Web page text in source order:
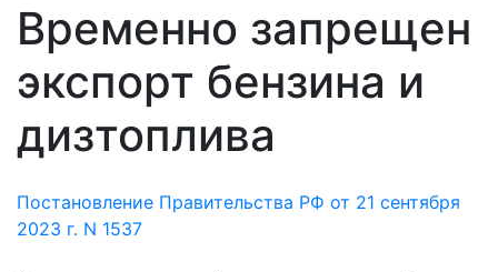
Временно запрещен
экспорт бензина и
дизтоплива
Постановление Правительства РФ от 21 сентября
2023 г. N 1537